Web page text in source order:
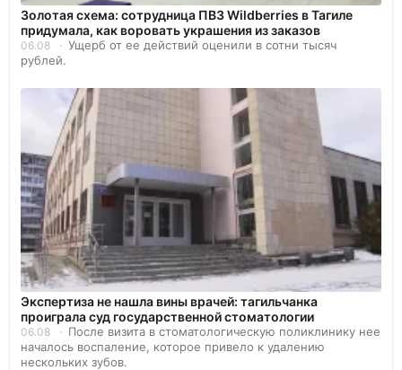
Золотая схема: сотрудница ПВЗ Wildberries в Тагиле
придумала, как воровать украшения из заказов
06.08
Ущерб от ее действий оценили в сотни тысяч
рублей.
Экспертиза не нашла вины врачей: тагильчанка
проиграла суд государственной стоматологии
06.08
После визита в стоматологическую поликлинику нее
началось воспаление, которое привело к удалению
нескольких зубов.